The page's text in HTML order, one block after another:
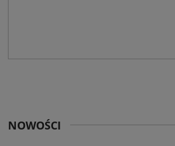
NOWOŚCI